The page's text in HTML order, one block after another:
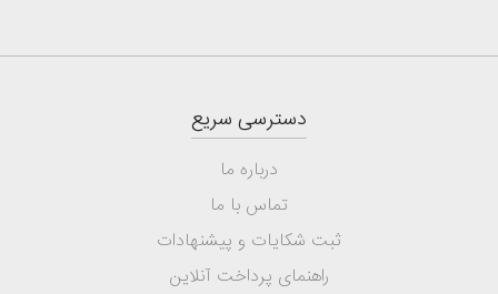
دسترسی سریع
درباره ما
تماس با ما
ثبت شکایات و پیشنهادات
راهنمای پرداخت آنلاین